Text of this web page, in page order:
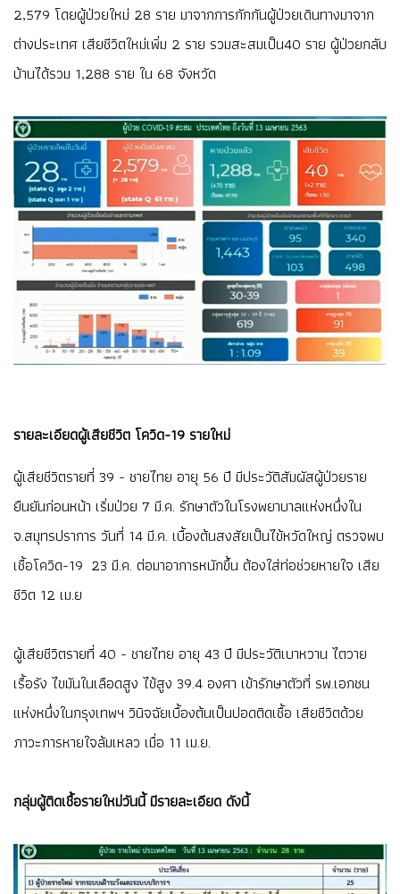
2,579 โดยผู้ป่วยใหม่ 28 ราย มาจากการกักกันผู้ป่วยเดินทางมาจาก
ต่างประเทศ เสียชีวิตใหม่เพิ่ม 2 ราย รวมสะสมเป็น40 ราย ผู้ป่วยกลับ
บ้านได้รวม 1,288 ราย ใน 68 จังหวัด
รายละเอียดผู้เสียชีวิต โควิด-19 รายใหม่
ผู้เสียชีวิตรายที่ 39 - ชายไทย อายุ 56 ปี มีประวัติสัมผัสผู้ป่วยราย
ยืนยันก่อนหน้า เริ่มป่วย 7 มี.ค. รักษาตัวในโรงพยาบาลแห่งหนึ่งใน
จ.สมุทรปราการ วันที่ 14 มี.ค. เบื้องต้นสงสัยเป็นไข้หวัดใหญ่ ตรวจพบ
เชื้อโควิด-19 23 มี.ค. ต่อมาอาการหนักขึ้น ต้องใส่ท่อช่วยหายใจ เสีย
ชีวิต 12 เม.ย
ผู้เสียชีวิตรายที่ 40 - ชายไทย อายุ 43 ปี มีประวัติเบาหวาน ไตวาย
เรื้อรัง ไขมันในเลือดสูง ไข้สูง 39.4 องศา เข้ารักษาตัวที่ รพ.เอกชน
แห่งหนึ่งในกรุงเทพฯ วินิจฉัยเบื้องต้นเป็นปอดติดเชื้อ เสียชีวิตด้วย
ภาวะการหายใจล้มเหลว เมื่อ 11 เม.ย.
กลุ่มผู้ติดเชื้อรายใหม่วันนี้ มีรายละเอียด ดังนี้